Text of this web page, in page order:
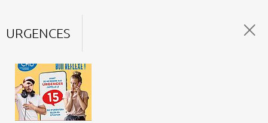
URGENCES